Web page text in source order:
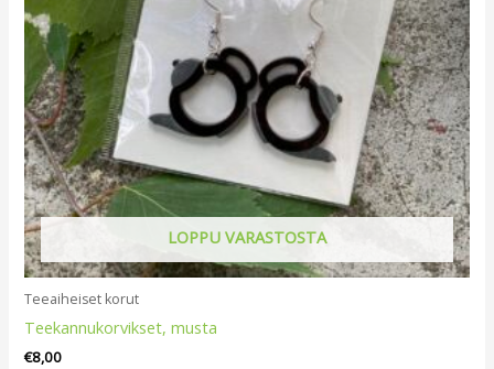
LOPPU VARASTOSTA
Teeaiheiset korut
Teekannukorvikset, musta
€8,00